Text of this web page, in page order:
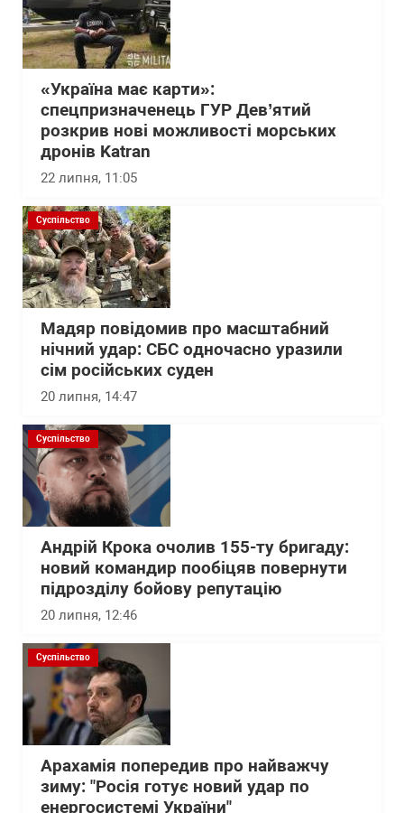
«Україна має карти»:
спецпризначенець ГУР Дев’ятий
розкрив нові можливості морських
дронів Katran
22 липня, 11:05
Суспільство
Мадяр повідомив про масштабний
нічний удар: СБС одночасно уразили
сім російських суден
20 липня, 14:47
Суспільство
Андрій Крока очолив 155-ту бригаду:
новий командир пообіцяв повернути
підрозділу бойову репутацію
20 липня, 12:46
Суспільство
Арахамія попередив про найважчу
зиму: "Росія готує новий удар по
енергосистемі України"